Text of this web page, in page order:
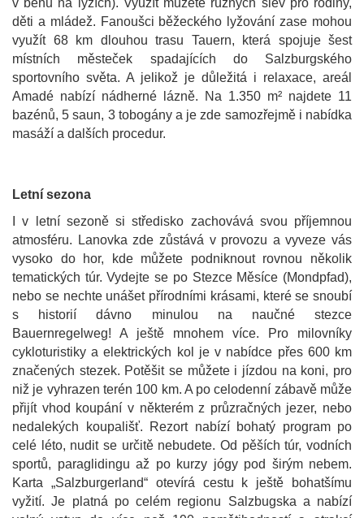
v běhu na lyžích). Využít můžete různých slev pro rodiny,
děti a mládež. Fanoušci běžeckého lyžování zase mohou
využít 68 km dlouhou trasu Tauern, která spojuje šest
místních městeček spadajících do Salzburgského
sportovního světa. A jelikož je důležitá i relaxace, areál
Amadé nabízí nádherné lázně. Na 1.350 m² najdete 11
bazénů, 5 saun, 3 tobogány a je zde samozřejmě i nabídka
masáží a dalších procedur.
Letní sezona
I v letní sezoně si středisko zachovává svou příjemnou
atmosféru.
Lanovka zde zůstává v provozu a vyveze vás
vysoko do hor, kde můžete podniknout rovnou několik
tematických túr. Vydejte se po Stezce Měsíce (Mondpfad),
nebo se nechte unášet přírodními krásami, které se snoubí
s historií dávno minulou na naučné stezce
Bauernregelweg! A ještě mnohem více. Pro milovníky
cykloturistiky a elektrických kol je v nabídce přes 600 km
značených stezek. Potěšit se můžete i jízdou na koni, pro
niž je vyhrazen terén 100 km. A po celodenní zábavě může
přijít vhod koupání v některém z průzračných jezer, nebo
nedalekých koupališť. Rezort nabízí bohatý program po
celé léto, nudit se určitě nebudete. Od pěších túr, vodních
sportů, paraglidingu až po kurzy jógy pod širým nebem.
Karta „Salzburgerland“ otevírá cestu k ještě bohatšímu
vyžití. Je platná po celém regionu Salzbugska a nabízí